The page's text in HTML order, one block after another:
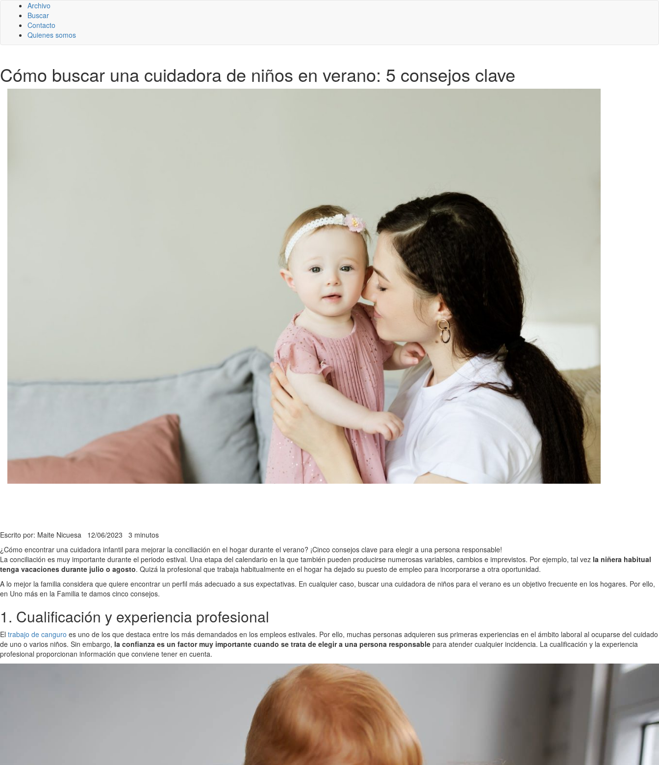
Archivo
Buscar
Contacto
Quienes somos
Cómo buscar una cuidadora de niños en verano: 5 consejos clave
Escrito por: Maite Nicuesa 12/06/2023 3 minutos
¿Cómo encontrar una cuidadora infantil para mejorar la conciliación en el hogar durante el verano? ¡Cinco consejos clave para elegir a una persona responsable!
La conciliación es muy importante durante el periodo estival. Una etapa del calendario en la que también pueden producirse numerosas variables, cambios e imprevistos. Por ejemplo, tal vez la niñera habitual
tenga vacaciones durante julio o agosto. Quizá la profesional que trabaja habitualmente en el hogar ha dejado su puesto de empleo para incorporarse a otra oportunidad.
A lo mejor la familia considera que quiere encontrar un perfil más adecuado a sus expectativas. En cualquier caso, buscar una cuidadora de niños para el verano es un objetivo frecuente en los hogares. Por ello,
en Uno más en la Familia te damos cinco consejos.
1. Cualificación y experiencia profesional
El trabajo de canguro es uno de los que destaca entre los más demandados en los empleos estivales. Por ello, muchas personas adquieren sus primeras experiencias en el ámbito laboral al ocuparse del cuidado
de uno o varios niños. Sin embargo, la confianza es un factor muy importante cuando se trata de elegir a una persona responsable para atender cualquier incidencia. La cualificación y la experiencia
profesional proporcionan información que conviene tener en cuenta.